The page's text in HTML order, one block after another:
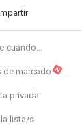
cuando...
de marcado N
privada
lista/s